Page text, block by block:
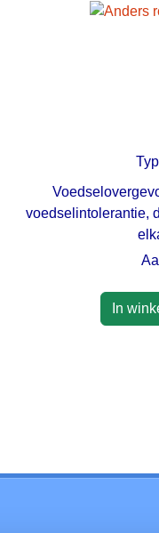
voedselintolerantie,
In